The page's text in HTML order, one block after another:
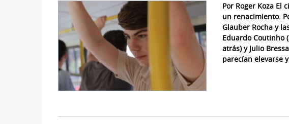
Por Roger Koza El
un renacimiento.
Glauber Rocha y
Eduardo Coutinho
atrás) y Julio
parecían elevarse